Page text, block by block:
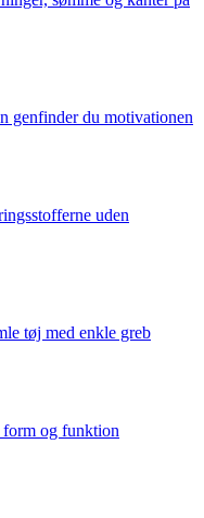
genfinder du motivationen
uden
tøj med enkle greb
form og funktion